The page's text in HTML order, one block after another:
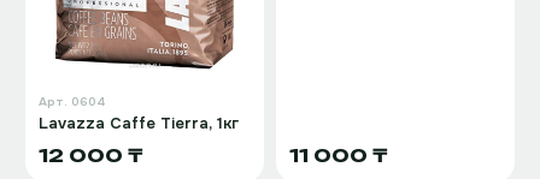
Арт. 0604
Lavazza Caffe Tierra, 1кг
12 000 ₸ 11 000 ₸